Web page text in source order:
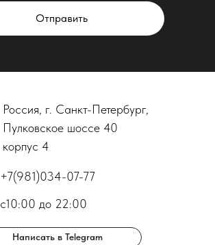
Отправить
+7(981)034-07-77
с10:00 до 22:00
Россия, г. Санкт-Петербург,
Пулковское шоссе 40
корпус 4
Написать в Telegram